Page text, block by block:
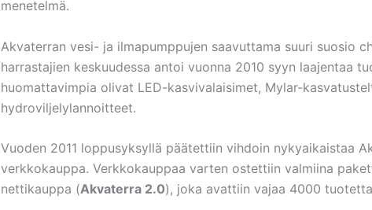
menetelmä.
Akvaterran vesi- ja ilmapumppujen saavuttama suuri suosio
harrastajien keskuudessa antoi vuonna 2010 syyn laajentaa
huomattavimpia olivat LED-kasvivalaisimet, Mylar-
hydroviljelylannoitteet.
Vuoden 2011 loppusyksyllä päätettiin vihdoin nykyaikaistaa
verkkokauppa. Verkkokauppaa varten ostettiin valmiina
nettikauppa (Akvaterra 2.0), joka avattiin vajaa 4000